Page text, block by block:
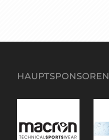
HAUPTSPONSOREN